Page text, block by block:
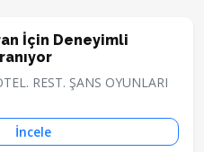
İçin Deneyimli
REST. ŞANS OYUNLARI
İncele